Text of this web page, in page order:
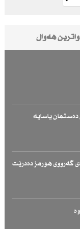
هەواڵ
یاسایە
گەرووی هورمز دەدرێت